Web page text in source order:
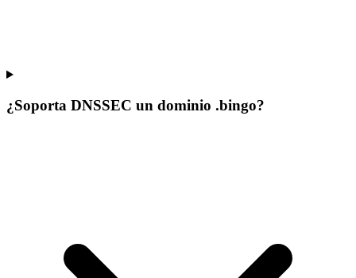
¿Soporta DNSSEC un dominio .bingo?